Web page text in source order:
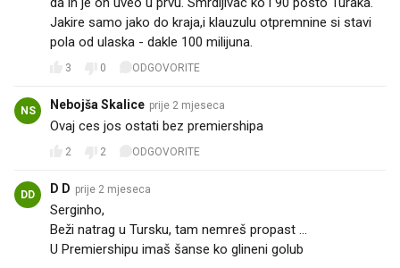
Jakire samo jako do kraja,i klauzulu otpremnine si stavi
pola od ulaska - dakle 100 milijuna.
3 0 ODGOVORITE
NS Nebojša Skalice prije 2 mjeseca
Ovaj ces jos ostati bez premiershipa
2 2 ODGOVORITE
DD D D prije 2 mjeseca
Serginho,
Beži natrag u Tursku, tam nemreš propast ...
U Premiershipu imaš šanse ko glineni golub